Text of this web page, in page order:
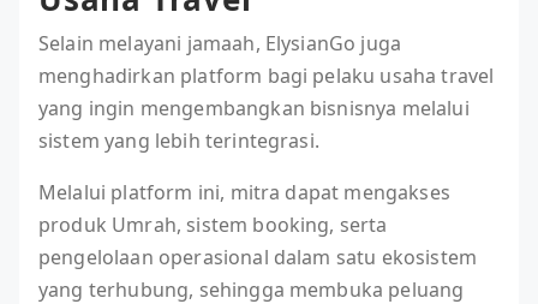
Selain melayani jamaah, ElysianGo juga
menghadirkan platform bagi pelaku usaha travel
yang ingin mengembangkan bisnisnya melalui
sistem yang lebih terintegrasi.
Melalui platform ini, mitra dapat mengakses
produk Umrah, sistem booking, serta
pengelolaan operasional dalam satu ekosistem
yang terhubung, sehingga membuka peluang